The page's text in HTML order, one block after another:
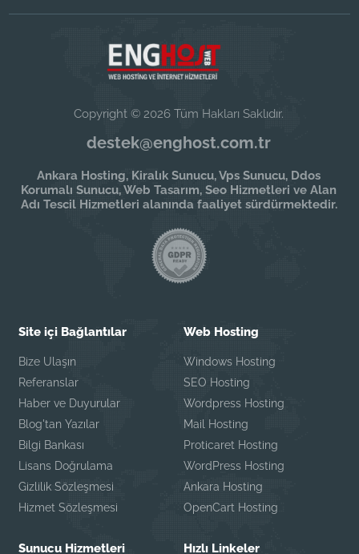
Copyright © 2026 Tüm Hakları Saklıdır.
destek@enghost.com.tr
Ankara Hosting, Kiralık Sunucu, Vps Sunucu, Ddos
Korumalı Sunucu, Web Tasarım, Seo Hizmetleri ve Alan
Adı Tescil Hizmetleri alanında faaliyet sürdürmektedir.
Site içi Bağlantılar
Bize Ulaşın
Referanslar
Haber ve Duyurular
Blog'tan Yazılar
Bilgi Bankası
Lisans Doğrulama
Gizlilik Sözleşmesi
Hizmet Sözleşmesi
Web Hosting
Windows Hosting
SEO Hosting
Wordpress Hosting
Mail Hosting
Proticaret Hosting
WordPress Hosting
Ankara Hosting
OpenCart Hosting
Sunucu Hizmetleri Hızlı Linkeler